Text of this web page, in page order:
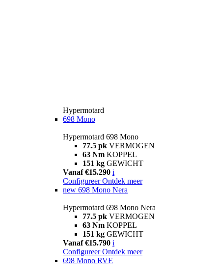
Hypermotard
698 Mono
Hypermotard 698 Mono
77.5 pk VERMOGEN
63 Nm KOPPEL
151 kg GEWICHT
Vanaf €15.290 i
Configureer Ontdek meer
new 698 Mono Nera
Hypermotard 698 Mono Nera
77.5 pk VERMOGEN
63 Nm KOPPEL
151 kg GEWICHT
Vanaf €15.790 i
Configureer Ontdek meer
698 Mono RVE